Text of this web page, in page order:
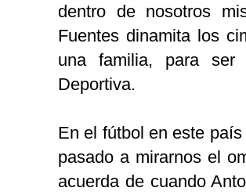
dentro de nosotros
Fuentes dinamita los
una familia, para ser
Deportiva.
En el fútbol en este
pasado a mirarnos el
acuerda de cuando